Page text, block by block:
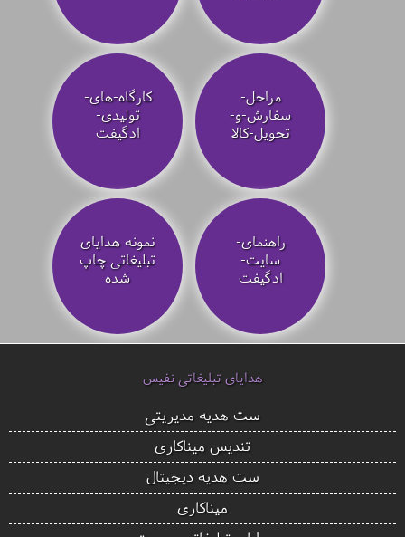
مراحل-
سفارش-و-
تحویل-کالا
کارگاه-های-
تولیدی-
ادگیفت
راهنمای-
سایت-
ادگیفت
نمونه هدایای
تبلیغاتی چاپ
شده
هدایای تبلیغاتی نفیس
ست هدیه مدیریتی
تندیس میناکاری
ست هدیه دیجیتال
میناکاری